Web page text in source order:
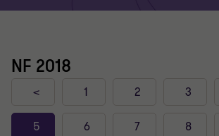
NF 2018
< 1 2 3
5 6 7 8